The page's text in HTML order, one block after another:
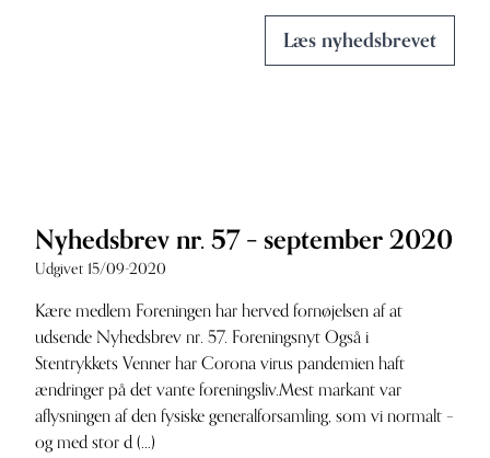
Læs nyhedsbrevet
Nyhedsbrev nr. 57 – september 2020
Udgivet 15/09-2020
Kære medlem Foreningen har herved fornøjelsen af at
udsende Nyhedsbrev nr. 57. Foreningsnyt Også i
Stentrykkets Venner har Corona virus pandemien haft
ændringer på det vante foreningsliv.Mest markant var
aflysningen af den fysiske generalforsamling, som vi normalt –
og med stor d (...)